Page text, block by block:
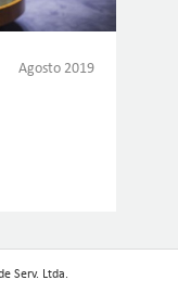
Agosto 2019
Serv. Ltda.